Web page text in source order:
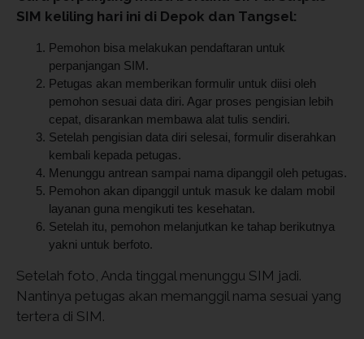
SIM keliling hari ini di Depok dan Tangsel:
Pemohon bisa melakukan pendaftaran untuk
perpanjangan SIM.
Petugas akan memberikan formulir untuk diisi oleh
pemohon sesuai data diri. Agar proses pengisian lebih
cepat, disarankan membawa alat tulis sendiri.
Setelah pengisian data diri selesai, formulir diserahkan
kembali kepada petugas.
Menunggu antrean sampai nama dipanggil oleh petugas.
Pemohon akan dipanggil untuk masuk ke dalam mobil
layanan guna mengikuti tes kesehatan.
Setelah itu, pemohon melanjutkan ke tahap berikutnya
yakni untuk berfoto.
Setelah foto, Anda tinggal menunggu SIM jadi.
Nantinya petugas akan memanggil nama sesuai yang
tertera di SIM.